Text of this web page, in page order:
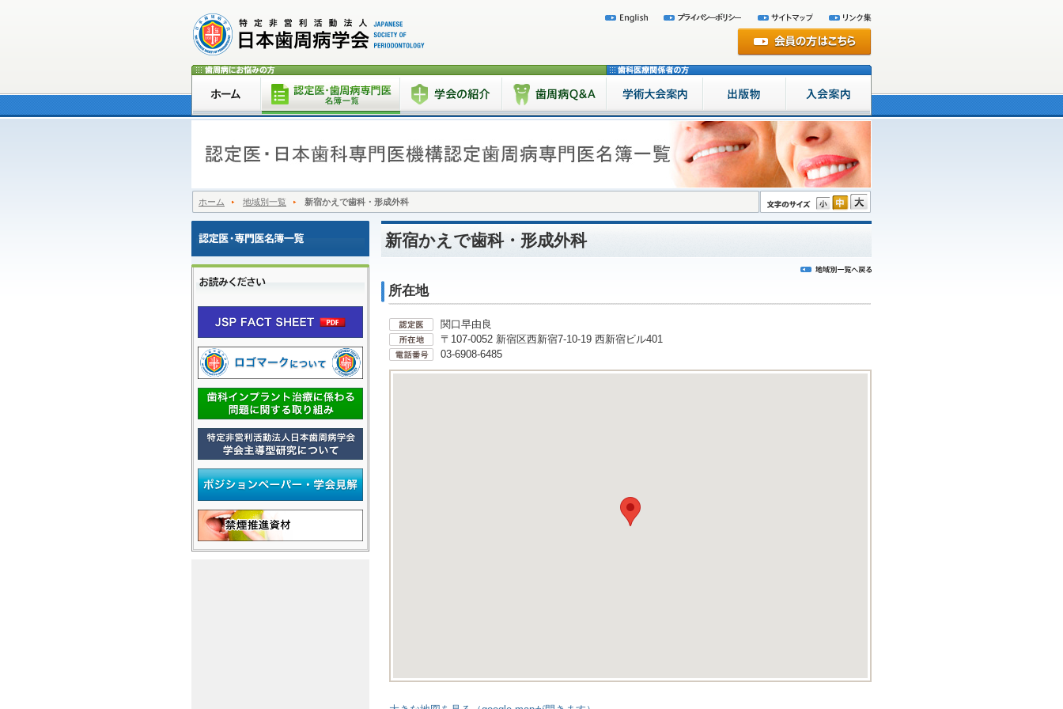
ホーム 地域別一覧 新宿かえで歯科・形成外科
新宿かえで歯科・形成外科
所在地
関口早由良
〒107-0052 新宿区西新宿7-10-19 西新宿ビル401
03-6908-6485